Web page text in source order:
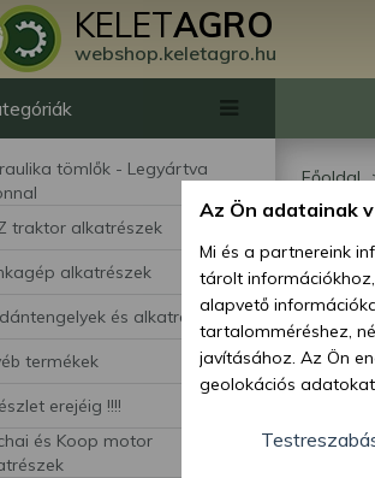
KELETAGRO
webshop.keletagro.hu
tömlők - Legyártva
traktor alkatrészek
alkatrészek
és alkatrészei
termékek
erejéig !!!!
és Koop motor
Főoldal
Az Ön adatainak
Mi és a partnereink
tárolt
alapvető
tartalomméréshez,
javításához. Az Ön
geolokációs
lehetőségként a